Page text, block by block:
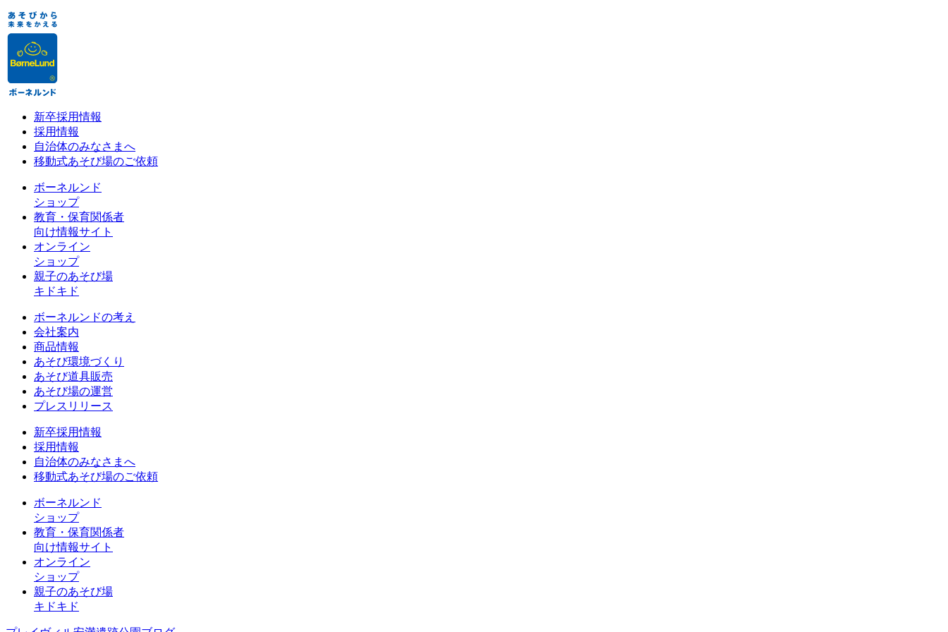
新卒採用情報
採用情報
自治体のみなさまへ
移動式あそび場のご依頼
ボーネルンド
ショップ
教育・保育関係者
向け情報サイト
オンライン
ショップ
親子のあそび場
キドキド
ボーネルンドの考え
会社案内
商品情報
あそび環境づくり
あそび道具販売
あそび場の運営
プレスリリース
新卒採用情報
採用情報
自治体のみなさまへ
移動式あそび場のご依頼
ボーネルンド
ショップ
教育・保育関係者
向け情報サイト
オンライン
ショップ
親子のあそび場
キドキド